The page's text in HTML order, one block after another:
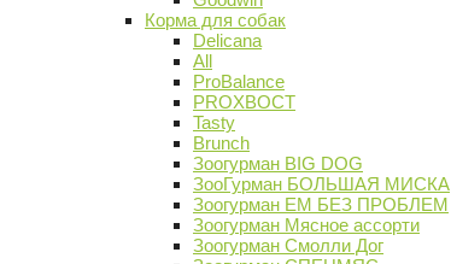
Корма для собак
Delicana
All
ProBalance
PROХВОСТ
Tasty
Brunch
Зоогурман BIG DOG
ЗооГурман БОЛЬШАЯ МИСКА
Зоогурман ЕМ БЕЗ ПРОБЛЕМ
Зоогурман Мясное ассорти
Зоогурман Смолли Дог